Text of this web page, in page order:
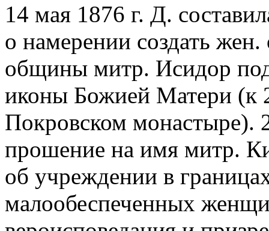
14 мая 1876 г. Д.
о намерении создать
общины митр. Исидор
иконы Божией Матери (к
Покровском монастыре).
прошение на имя митр.
об учреждении в
малообеспеченных